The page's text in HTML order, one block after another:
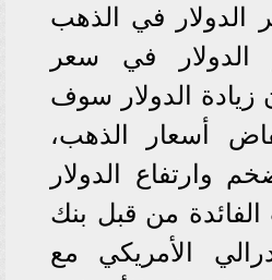
الدولار في الذهب
الدولار في سعر
زيادة الدولار سوف
أسعار الذهب،
وارتفاع الدولار
الفائدة من قبل بنك
الأمريكي مع